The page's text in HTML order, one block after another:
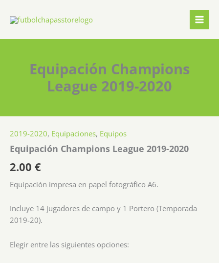
Equipación Champions
League 2019-2020
2019-2020, Equipaciones, Equipos
Equipación Champions League 2019-2020
2.00 €
Equipación impresa en papel fotográfico A6.
Incluye 14 jugadores de campo y 1 Portero (Temporada
2019-20).
Elegir entre las siguientes opciones: